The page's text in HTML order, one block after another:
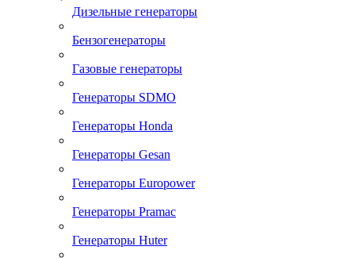
Дизельные генераторы
Бензогенераторы
Газовые генераторы
Генераторы SDMO
Генераторы Honda
Генераторы Gesan
Генераторы Europower
Генераторы Pramac
Генераторы Huter